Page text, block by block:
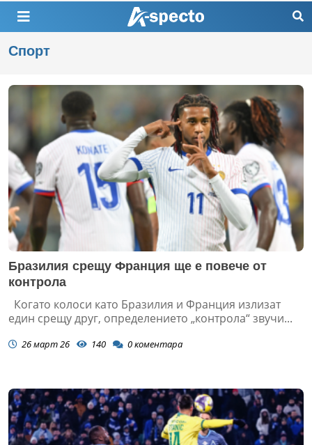
Спорт
Бразилия срещу Франция ще е повече от
контрола
Когато колоси като Бразилия и Франция излизат
един срещу друг, определението „контрола“ звучи...
26 март 26 140 0коментара